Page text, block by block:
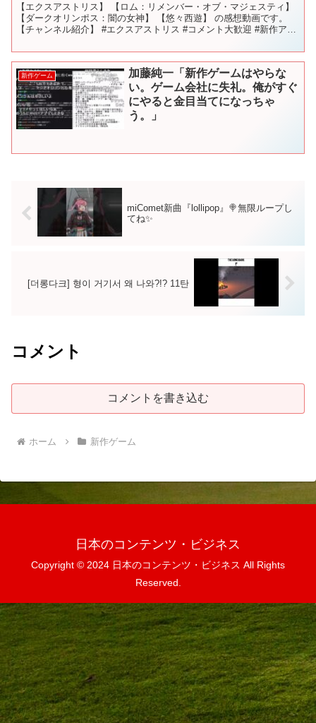
【エクスアストリス】 【ロム：リメンバー・オブ・マジェスティ】
【ダークオリンポス：闇の女神】 【悠々西遊】 の感想動画です。
【チャンネル紹介】 #エクスアストリス #コメント大歓迎 #新作アプ
新作ゲーム
加藤純一「新作ゲームはやらな
い。ゲーム会社に失礼。俺がすぐ
にやると金目当てになっちゃ
う。」
miComet新曲『lollipop』🍭無限ループし
てね✨
[더롱다크] 형이 거기서 왜 나와?!? 11탄
コメント
コメントを書き込む
ホーム 新作ゲーム
日本のコンテンツ・ビジネス
Copyright © 2024 日本のコンテンツ・ビジネス All Rights
Reserved.